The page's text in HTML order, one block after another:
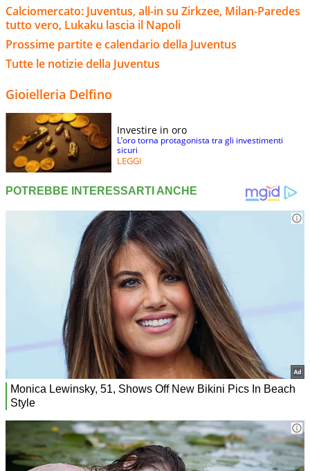
Calciomercato: Juventus, all-in su Zirkzee, Milan-Paredes
tutto vero, Lukaku lascia il Napoli
Prossime partite e calendario della Juventus
Tutte le notizie della Juventus
Gioielleria Delfino
Investire in oro
L’oro torna protagonista tra gli investimenti
sicuri
LEGGI